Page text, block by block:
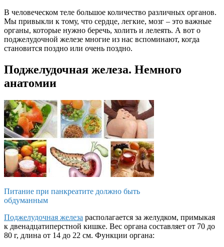
В человеческом теле большое количество различных органов.
Мы привыкли к тому, что сердце, легкие, мозг – это важные
органы, которые нужно беречь, холить и лелеять. А вот о
поджелудочной железе многие из нас вспоминают, когда
становится поздно или очень поздно.
Поджелудочная железа. Немного
анатомии
Питание при панкреатите должно быть
обдуманным
Поджелудочная железа располагается за желудком, примыкая
к двенадцатиперстной кишке. Вес органа составляет от 70 до
80 г, длина от 14 до 22 см. Функции органа: